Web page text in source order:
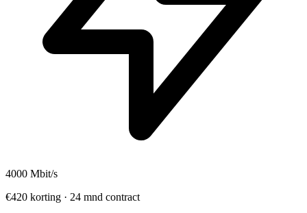
4000 Mbit/s
€420 korting · 24 mnd contract